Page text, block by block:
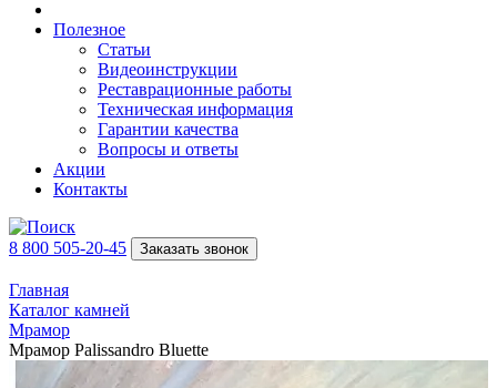
Полезное
Статьи
Видеоинструкции
Реставрационные работы
Техническая информация
Гарантии качества
Вопросы и ответы
Акции
Контакты
8 800 505-20-45 Заказать звонок
Главная
Каталог камней
Мрамор
Мрамор Palissandro Bluette